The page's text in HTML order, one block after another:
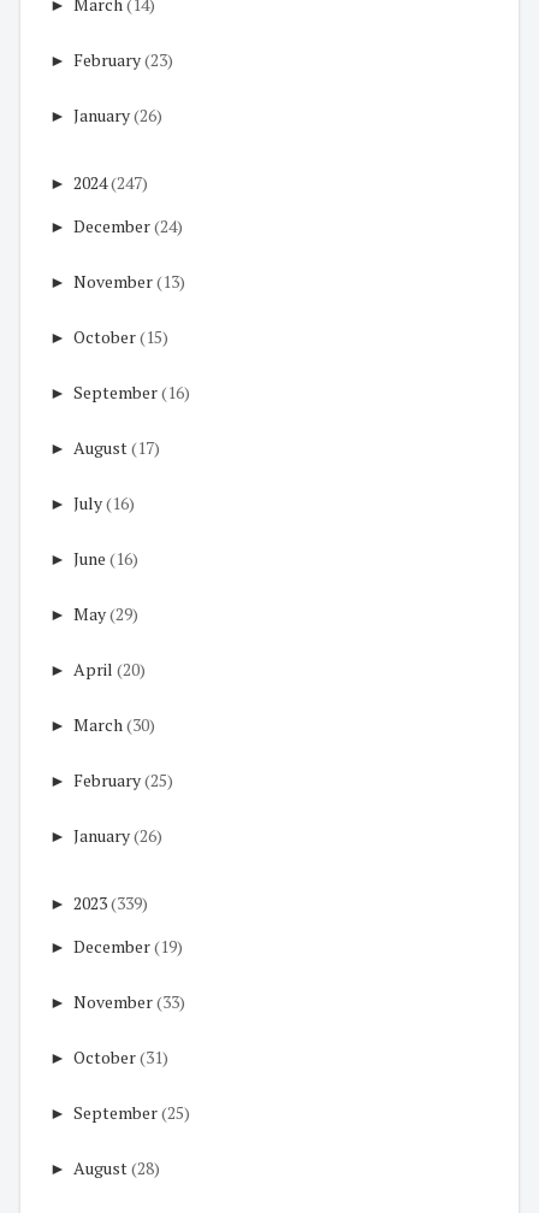
► February(23)
► January(26)
► 2024(247)
► December(24)
► November(13)
► October(15)
► September(16)
► August(17)
► July(16)
► June (16)
► May(29)
► April (20)
► March (30)
► February(25)
► January(26)
► 2023(339)
► December(19)
► November(33)
► October(31)
► September(25)
► August(28)